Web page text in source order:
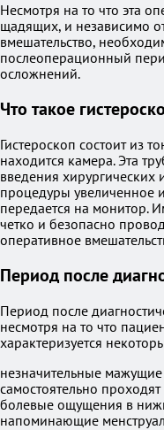
Несмотря на то что эта
щадящих, и независимо
вмешательство,
послеоперационный
осложнений.
Что такое
Гистероскоп состоит из
находится камера. Эта
введения хирургических
процедуры увеличенное
передается на монитор.
четко и безопасно
оперативное
Период после
Период после
несмотря на то что
характеризуется
незначительные
самостоятельно
болевые ощущения в
напоминающие